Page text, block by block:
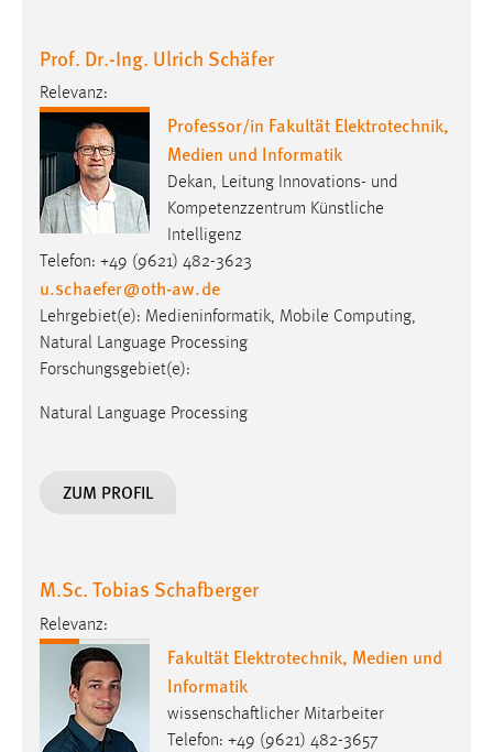
Prof. Dr.-Ing. Ulrich Schäfer
Relevanz:
Professor/in Fakultät Elektrotechnik,
Medien und Informatik
Dekan, Leitung Innovations- und
Kompetenzzentrum Künstliche
Intelligenz
Telefon: +49 (9621) 482-3623
u.schaefer@oth-aw.de
Lehrgebiet(e): Medieninformatik, Mobile Computing,
Natural Language Processing
Forschungsgebiet(e):
Natural Language Processing
ZUM PROFIL
M.Sc. Tobias Schafberger
Relevanz:
Fakultät Elektrotechnik, Medien und
Informatik
wissenschaftlicher Mitarbeiter
Telefon: +49 (9621) 482-3657
Cookie Laufzeit:
30 Tage
Chat
Name:
MibewSessionID, MIBEW_UserID, mibew_locale, mibew-
chat-frame-style-5e9dbeb1811c0446
Zweck:
Wird benötigt um die Chatfunktion nutzen zu können.
Cookie Laufzeit:
MibewSessionID, mibew-chat-frame-style-
5e9dbeb1811c0446 = Sitzungslaufzeit, mibew_locale = 3
Login
Zweck:
Dieser Cookie ist notwendig um sich an der Website
einloggen zu können.
Cookie Laufzeit:
24 Stunden